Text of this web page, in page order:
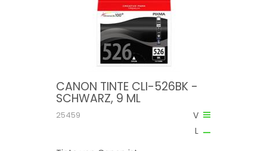
CANON TINTE CLI-526BK -
SCHWARZ, 9 ML
V
L
25459